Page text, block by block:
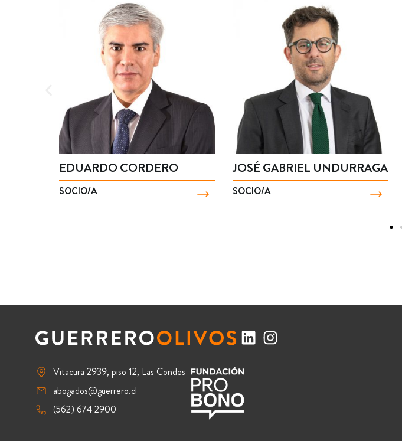
EDUARDO CORDERO
SOCIO/A
JOSÉ GABRIEL UNDURRAGA
SOCIO/A
Vitacura 2939, piso 12, Las Condes
abogados@guerrero.cl
(562) 674 2900